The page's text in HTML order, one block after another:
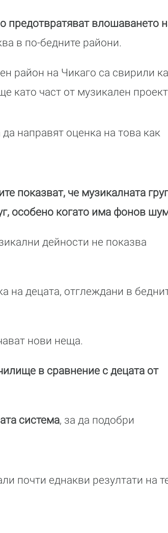
предотвратяват влошаването
в по-бедните райони.
район на Чикаго са свирили
като част от музикален
направят оценка на това как
показват, че музикалната
особено когато има фонов
дейности не показва
на децата, отглеждани в
нови неща.
в сравнение с децата от
система, за да подобри
почти еднакви резултати на